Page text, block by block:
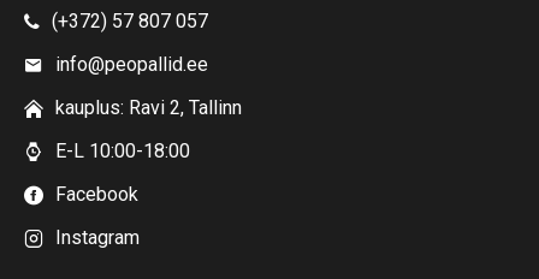
(+372) 57 807 057
info@peopallid.ee
kauplus: Ravi 2, Tallinn
E-L 10:00-18:00
Facebook
Instagram